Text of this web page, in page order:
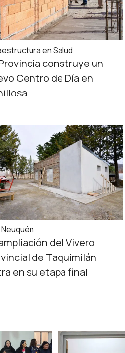
en Salud
construye un
Centro de Día en
del Vivero
de Taquimilán
en su etapa final